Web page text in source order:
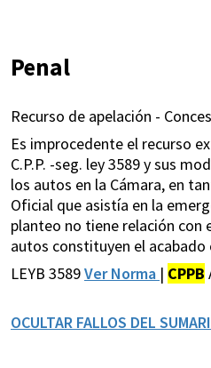
Penal
Recurso de apelación -
Es improcedente el recurso
C.P.P. -seg. ley 3589 y sus
los autos en la Cámara, en
Oficial que asistía en la
planteo no tiene relación
autos constituyen el
LEYB 3589Ver Norma | CPPB
OCULTAR FALLOS DEL